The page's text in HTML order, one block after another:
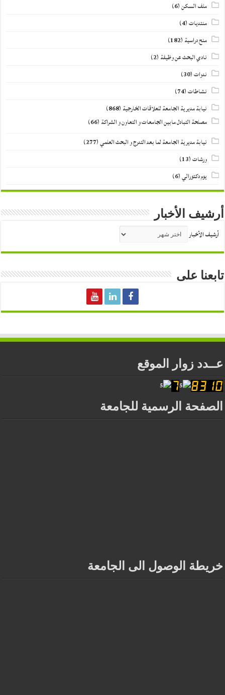
ملف السكن(6)
منتديات(4)
منح دراسية (182)
نادي البحث عن وظيفة (2)
ندوات(30)
نشاطات(74)
نيابة مديرية الجامعة للعلاقات الخارجية (868)
مصلحة التبادل مابين الجامعات و التعاون و الشراكة (66)
نيابة مديرية الجامعة لما بعد التدرج و البحث العلمي(277)
ورشات(13)
يوم دكتورالي(6)
أرشيف الأخبار
أرشيف الأخبار
تابعنا على
عــدد زوار الموقع
الصفحة الرسمية للجامعة
خريطة الوصول الى الجامعة